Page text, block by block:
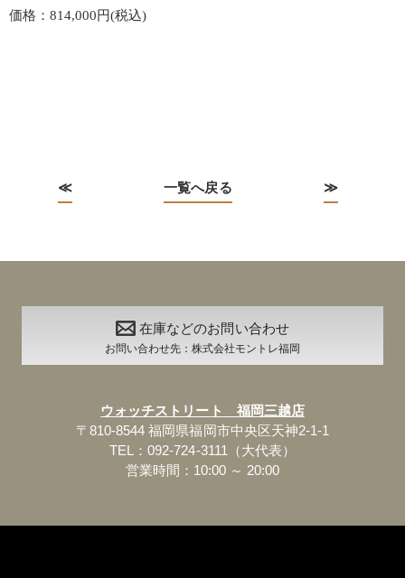
価格：814,000円(税込)
≪ 一覧へ戻る ≫
在庫などのお問い合わせ
お問い合わせ先：株式会社モントレ福岡
ウォッチストリート 福岡三越店
〒810-8544 福岡県福岡市中央区天神2-1-1
TEL：092-724-3111（大代表）
営業時間：10:00 ～ 20:00